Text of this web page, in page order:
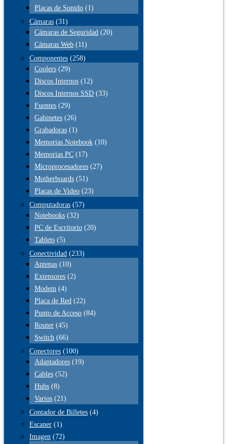
Placas de Sonido (1)
Cámaras (31)
Cámaras de Seguridad (20)
Cámaras Web (11)
Componentes (258)
Coolers (29)
Discos Internos (12)
Discos Internos SSD (33)
Fuentes (29)
Gabinetes (26)
Grabadoras (1)
Memorias Notebook (10)
Memorias PC (17)
Microprocesadores (27)
Motherboards (51)
Placas de Video (23)
Computadoras (57)
Notebooks (32)
PC de Escritorio (20)
Tablets (5)
Conectividad (233)
Antenas (10)
Extensores (2)
Modem (4)
Placa de Red (22)
Punto de Acceso (84)
Router (45)
Switch (66)
Conectores (100)
Adaptadores (19)
Cables (52)
Hubs (8)
Varios (21)
Contador de Billetes (4)
Escaner (1)
Imagen (72)